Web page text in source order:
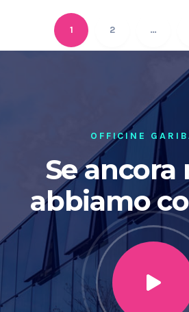
1 2 …
OFFICINE
Se ancora
abbiamo